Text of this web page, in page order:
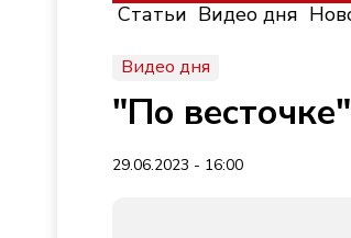
Статьи Видео дня
Видео дня
"По
29.06.2023 - 16:00